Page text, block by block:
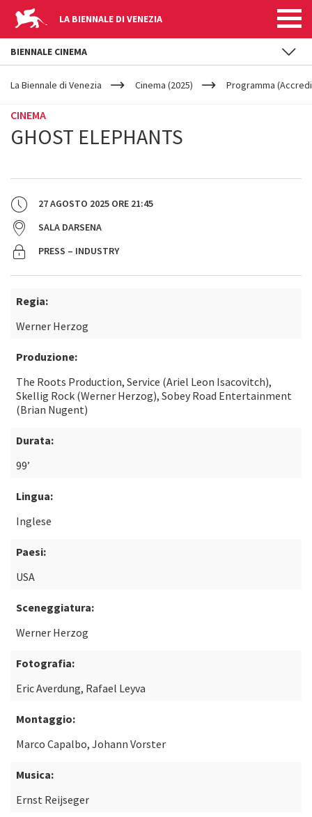
LA BIENNALE DI VENEZIA
YOUR
ARE
La Biennale di Venezia Cinema (2025) Programma
CINEMA
GHOST ELEPHANTS
27 AGOSTO 2025 ORE 21:45
SALA DARSENA
PRESS – INDUSTRY
Regia:
Werner Herzog
Produzione:
The Roots Production, Service (Ariel Leon Isacovitch),
Skellig Rock (Werner Herzog), Sobey Road Entertainment
(Brian Nugent)
Durata:
99’
Lingua:
Inglese
Paesi:
USA
Sceneggiatura:
Werner Herzog
Fotografia:
Eric Averdung, Rafael Leyva
Montaggio:
Marco Capalbo, Johann Vorster
Musica:
Ernst Reijseger
BIENNALE CINEMA